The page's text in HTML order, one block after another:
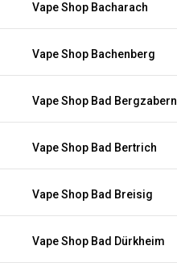
Vape Shop Bacharach
Vape Shop Bachenberg
Vape Shop Bad Bergzabern
Vape Shop Bad Bertrich
Vape Shop Bad Breisig
Vape Shop Bad Dürkheim